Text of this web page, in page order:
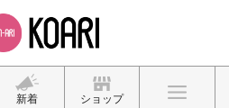
新着 ショップ